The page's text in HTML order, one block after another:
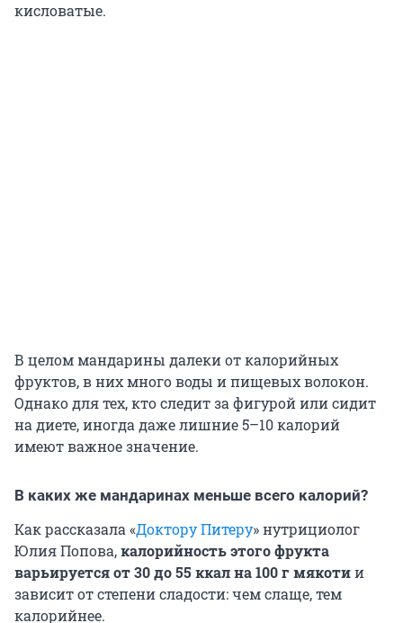
кисловатые.
В целом мандарины далеки от калорийных
фруктов, в них много воды и пищевых волокон.
Однако для тех, кто следит за фигурой или сидит
на диете, иногда даже лишние 5–10 калорий
имеют важное значение.
В каких же мандаринах меньше всего калорий?
Как рассказала «Доктору Питеру» нутрициолог
Юлия Попова,калорийность этого фрукта
варьируется от 30 до 55 ккал на 100 г мякотии
зависит от степени сладости: чем слаще, тем
калорийнее.